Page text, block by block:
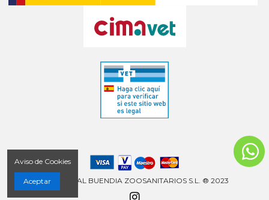
COMERCIAL BUENDIA ZOOSANITARIOS S.L. ® 2023
Aviso de Cookies
Aceptar